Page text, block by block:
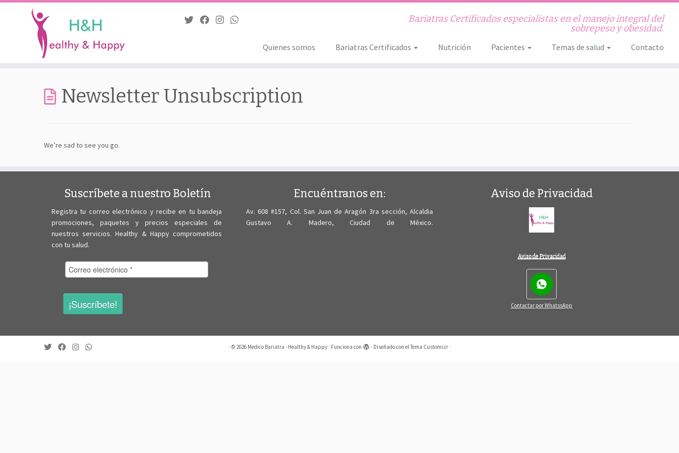
Bariatras Certificados especialistas en el manejo integral del
sobrepeso y obesidad.
Quienes somos Bariatras Certificados Nutrición Pacientes Temas de salud Contacto
Newsletter Unsubscription
We’re sad to see you go.
Suscríbete a nuestro Boletín
Registra tu correo electrónico y recibe en tu bandeja
promociones, paquetes y precios especiales de
nuestros servicios. Healthy & Happy comprometidos
con tu salud.
Encuéntranos en:
Av. 608 #157, Col. San Juan de Aragón 3ra sección, Alcaldia
Gustavo A. Madero, Ciudad de México.
Aviso de Privacidad
Aviso de Privacidad
Contactar por WhatssApp
· © 2026 Medico Bariatra - Healthy & Happy· Funciona con · Diseñado con elTema Customizr·